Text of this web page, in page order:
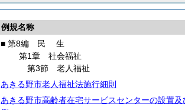
例規名称
■ 第8編
民 生
第1章 社会福祉
第3節 老人福祉
あきる野市老人福祉法施行細則
あきる野市高齢者在宅サービスセンターの設置